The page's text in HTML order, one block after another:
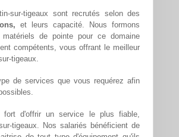
sur-tigeaux sont recrutés selon des
et leurs capacité. Nous formons
de pointe pour ce domaine
compétents, vous offrant le meilleur
tigeaux.
de services que vous requérez afin
d'offrir un service le plus fiable,
tigeaux. Nos salariés bénéficient de